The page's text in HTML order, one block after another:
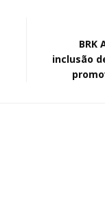
BRK
inclusão